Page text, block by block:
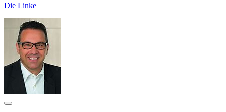
Die Linke